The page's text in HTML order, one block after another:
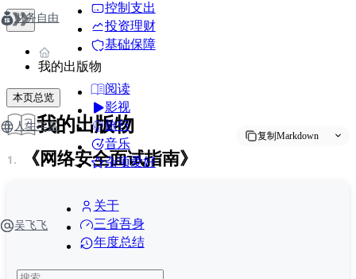
财务自由
控制支出
投资理财
基础保障
人生丰富
阅读
影视
旅行
音乐
杂项爱好
吴飞飞
关于
三省吾身
年度总结
我的出版物
本页总览
我的出版物
复制Markdown
《网络安全面试指南》